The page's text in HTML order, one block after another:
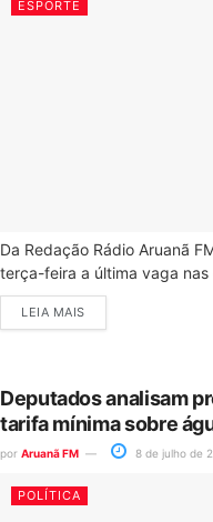
ESPORTE
Da Redação Rádio Aruanã
terça-feira a última vaga
LEIA MAIS
Deputados analisam
tarifa mínima sobre
por Aruanã FM 8 de julho de
POLÍTICA